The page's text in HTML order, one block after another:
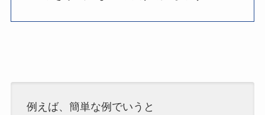
例えば、簡単な例でいうと